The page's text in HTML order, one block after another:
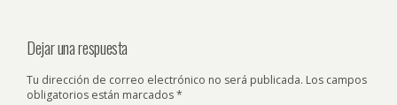
Dejar una respuesta
Tu dirección de correo electrónico no será publicada. Los campos
obligatorios están marcados*